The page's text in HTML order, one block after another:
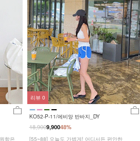
함은
KO52-P-11/에비앙 반바지_DY
48%
18,9009,900
[55~88] 오늘도 가볍게! 어디서든 편안한
리뷰 0